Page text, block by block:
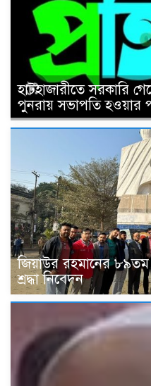
হাটহাজারীতে সরকারি
পুনরায় সভাপতি হওয়ার
জিয়াউর রহমানের ৮৯তম
শ্রদ্ধা নিবেদন